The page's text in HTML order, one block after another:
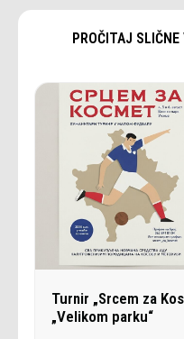
PROČITAJ SLIČNE
Turnir „Srcem za
„Velikom parku“